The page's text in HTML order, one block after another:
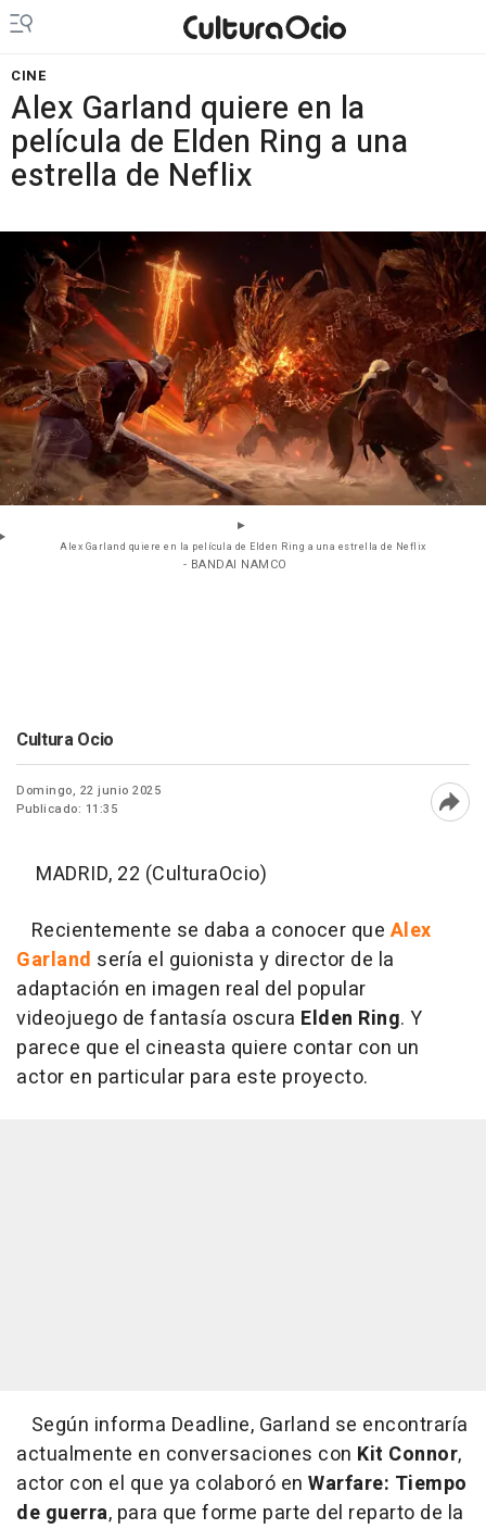
CINE
Alex Garland quiere en la
película de Elden Ring a una
estrella de Neflix
Alex Garland quiere en la película de Elden Ring a una estrella de Neflix
- BANDAI NAMCO
Cultura Ocio
Domingo, 22 junio 2025
Publicado: 11:35
MADRID, 22 (CulturaOcio)
Recientemente se daba a conocer que Alex
Garland sería el guionista y director de la
adaptación en imagen real del popular
videojuego de fantasía oscura Elden Ring. Y
parece que el cineasta quiere contar con un
actor en particular para este proyecto.
Según informa Deadline, Garland se encontraría
actualmente en conversaciones con Kit Connor,
actor con el que ya colaboró en Warfare: Tiempo
de guerra, para que forme parte del reparto de la